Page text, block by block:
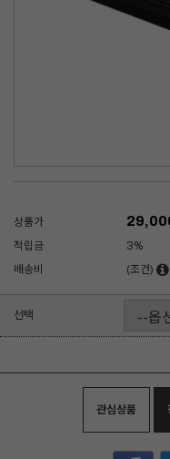
상품가
적립금
3%
배송비
(조건)
선택
관심상품